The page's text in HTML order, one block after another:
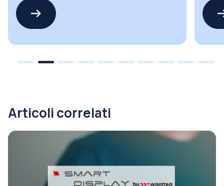
Articoli correlati